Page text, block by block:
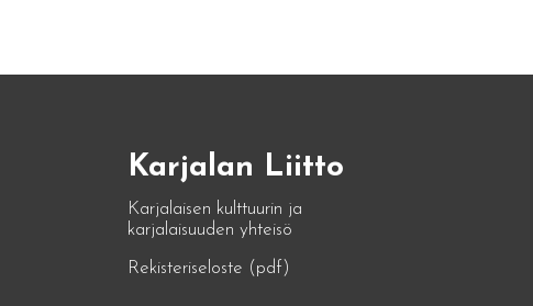
Karjalan Liitto
Karjalaisen kulttuurin ja
karjalaisuuden yhteisö
Rekisteriseloste (pdf)